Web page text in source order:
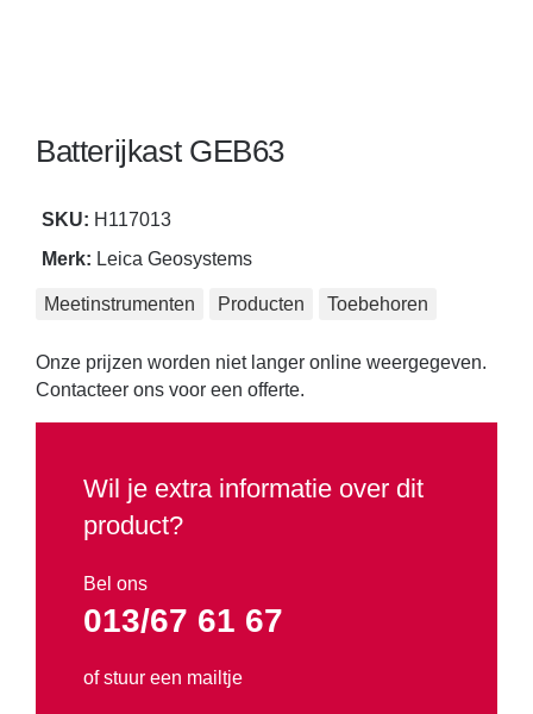
Transport en opslag
Tuinmachines
Veiligheid
Verbruiksartikelen
Verwarming en Drogers
Batterijkast GEB63
Onze prijzen worden niet langer online weergegeven.
Contacteer ons voor een offerte.
Wil je extra informatie over dit
product?
Bel ons
013/67 61 67
of stuur een mailtje
SKU: H117013
Merk: Leica Geosystems
Meetinstrumenten Producten Toebehoren